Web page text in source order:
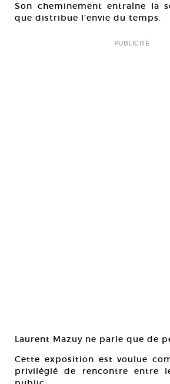
Son cheminement entraîne la
que distribue l’envie du temps.
PUBLICITÉ
Laurent Mazuy ne parle que de
Cette exposition est voulue
privilégié de rencontre entre